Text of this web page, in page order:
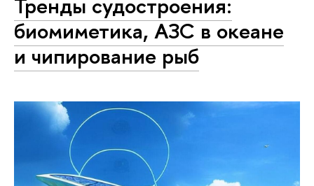
биомиметика, АЗС в океане
и чипирование рыб